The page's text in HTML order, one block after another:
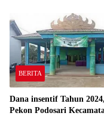
BERITA
Dana insentif Tahun
Pekon Podosari